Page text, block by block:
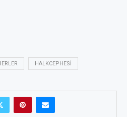
HALKCEPHESI